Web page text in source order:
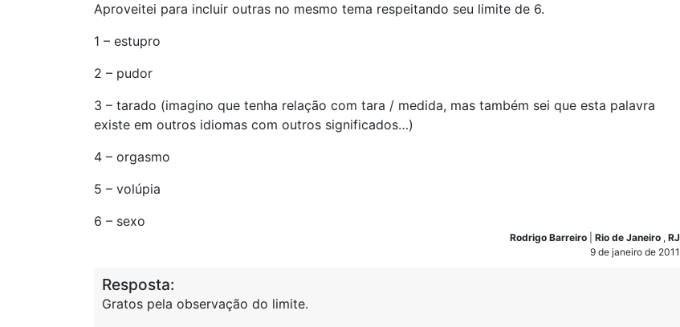
Aproveitei para incluir outras no mesmo tema respeitando seu limite de 6.
1 – estupro
2 – pudor
3 – tarado (imagino que tenha relação com tara / medida, mas também sei que esta palavra
existe em outros idiomas com outros significados…)
4 – orgasmo
5 – volúpia
6 – sexo
Rodrigo Barreiro Rio de Janeiro , RJ
9 de janeiro de 2011
Resposta:
Gratos pela observação do limite.